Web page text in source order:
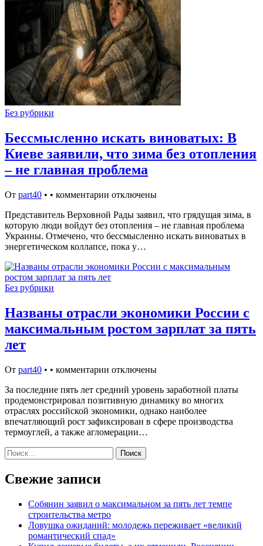
Без рубрики
Бессмысленно искать виноватых: В
Киеве заявили, что зима без отопления
– не главная проблема
От part40 • • комментарии отключены
Представитель Верховной Рады заявил, что грядущая зима, в
которую люди войдут без отопления – не главная проблема
Украины. Отмечено, что бессмысленно искать виноватых в
энергетическом коллапсе, пока у…
Без рубрики
Названы отрасли экономики России с
максимальным ростом зарплат за пять
лет
От part40 • • комментарии отключены
За последние пять лет средний уровень заработной платы
продемонстрировал позитивную динамику во многих
отраслях российской экономики, однако наиболее
впечатляющий рост зафиксирован в сфере производства
термоуглей, а также агломерации…
Найти:
Свежие записи
Собянин заявил о максимальном за пять лет темпе
строительства метро
Ловушка ожиданий: молодежь переживает «великий
романтический спад»